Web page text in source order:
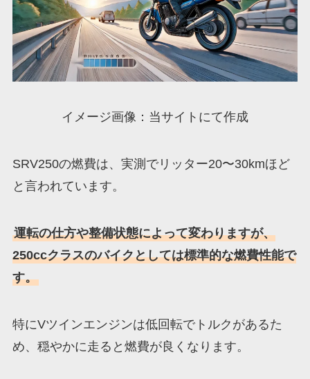
イメージ画像：当サイトにて作成
SRV250の燃費は、実測でリッター20〜30kmほど
と言われています。
運転の仕方や整備状態によって変わりますが、
250ccクラスのバイクとしては標準的な燃費性能で
す。
特にVツインエンジンは低回転でトルクがあるた
め、穏やかに走ると燃費が良くなります。